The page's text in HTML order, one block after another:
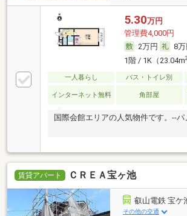
5.30万円
管理費4,000円
2万円
8万
1階 / 1K（23.04m
一人暮らし バス・トイレ別
インターネット無料 角部屋
国際会館エリアの人気物件です。--
賃貸アパート ＣＲＥＡ宝ヶ池
叡山電鉄 宝ケ
その他の交通